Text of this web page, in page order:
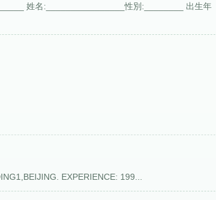
姓名:________________性別:________ 出生年
EXPERIENCE: 199...